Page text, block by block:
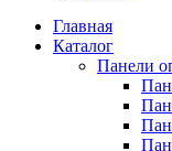
Главная
Каталог
Панели